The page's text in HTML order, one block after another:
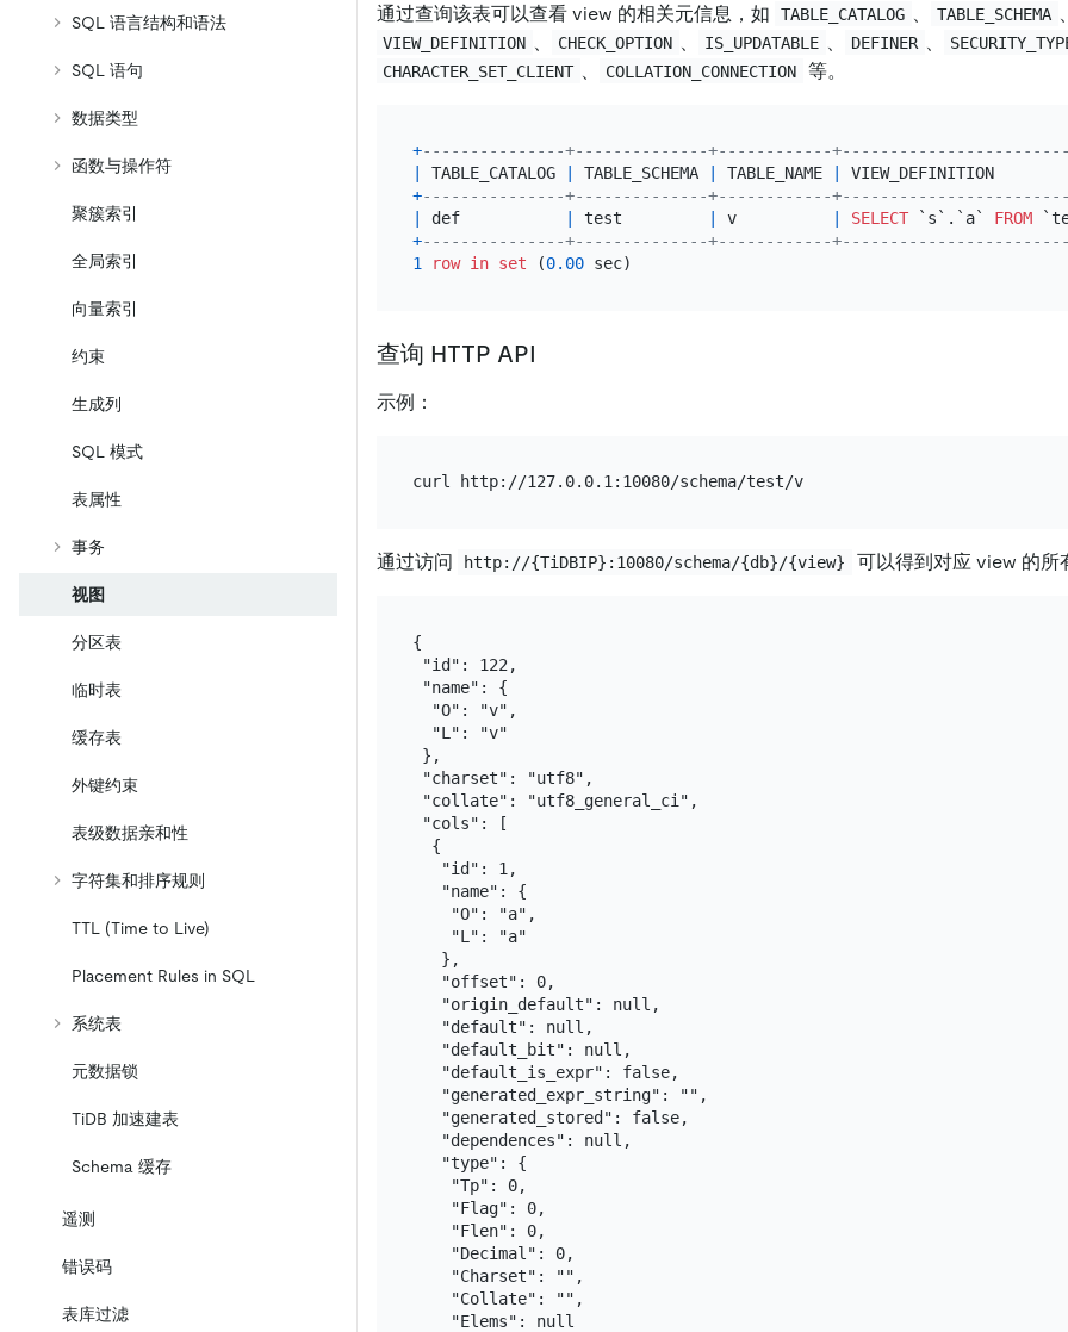
SQL 语言结构和语法
SQL 语句
数据类型
函数与操作符
聚簇索引
全局索引
向量索引
约束
生成列
SQL 模式
表属性
事务
视图
分区表
临时表
缓存表
外键约束
表级数据亲和性
字符集和排序规则
TTL (Time to Live)
Placement Rules in SQL
系统表
元数据锁
TiDB 加速建表
Schema 缓存
遥测
错误码
表库过滤
通过查询该表可以查看 view 的相关元信息，如 TABLE_CATALOG TABLE_SCHEMA
VIEW_DEFINITION CHECK_OPTION IS_UPDATABLE DEFINER
CHARACTER_SET_CLIENT COLLATION_CONNECTION 等。
+---------------+--------------+------------
TABLE_CATALOG TABLE_SCHEMA TABLE_NAME
+---------------+--------------+------------
def test v SELECT `s`.`a` FROM
+---------------+--------------+------------
1
row in set (0.00
查询 HTTP API
示例：
curl http://127.0.0.1:10080/schema/test/v
通过访问 http://{TiDBIP}:10080/schema/{db}/{view} 可以得到对应 view 的所
{
"id": 122,
"name": {
  "O": "v",
  "L": "v"
},
"charset": "utf8",
"collate": "utf8_general_ci",
"cols": [
  {
   "id": 1,
   "name": {
    "O": "a",
    "L": "a"
   },
   "offset": 0,
   "origin_default": null,
   "default": null,
   "default_bit": null,
   "default_is_expr": false,
   "generated_expr_string": "",
   "generated_stored": false,
   "dependences": null,
   "type": {
    "Tp": 0,
    "Flag": 0,
    "Flen": 0,
    "Decimal": 0,
    "Charset": "",
    "Collate": "",
    "Elems": null